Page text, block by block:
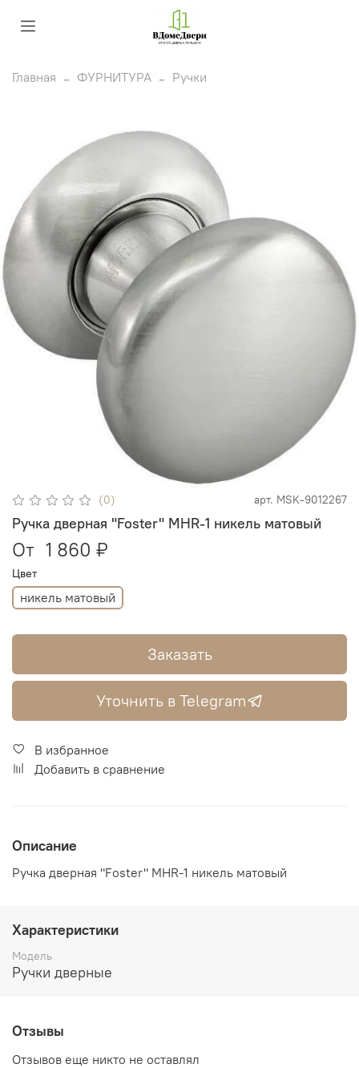
Главная ФУРНИТУРА Ручки
(0) арт. MSK-9012267
Ручка дверная "Foster" MHR-1 никель матовый
От 1 860 ₽
Цвет
никель матовый
Заказать
Уточнить в Telegram
В избранное
Добавить в сравнение
Описание
Ручка дверная "Foster" MHR-1 никель матовый
Характеристики
Модель
Ручки дверные
Отзывы
Отзывов еще никто не оставлял